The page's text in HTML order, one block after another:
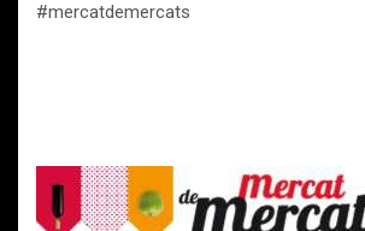
#mercatdemercats